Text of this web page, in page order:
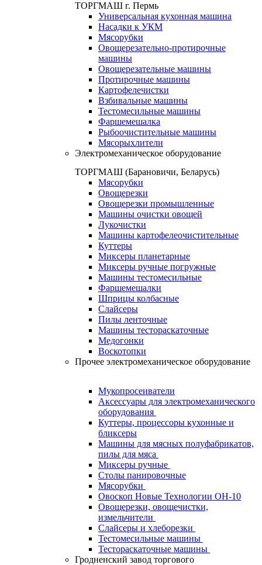
ТОРГМАШ г. Пермь
Универсальная кухонная машина
Насадки к УКМ
Мясорубки
Овощерезательно-протирочные
машины
Овощерезательные машины
Протирочные машины
Картофелечистки
Взбивальные машины
Тестомесильные машины
Фаршемешалка
Рыбоочистительные машины
Мясорыхлители
Электромеханическое оборудование
ТОРГМАШ (Барановичи, Беларусь)
Мясорубки
Овощерезки
Овощерезки промышленные
Машины очистки овощей
Лукочистки
Машины картофелеочистительные
Куттеры
Миксеры планетарные
Миксеры ручные погружные
Машины тестомесильные
Фаршемешалки
Шприцы колбасные
Слайсеры
Пилы ленточные
Машины тестораскаточные
Медогонки
Воскотопки
Прочее электромеханическое оборудование
Мукопросеиватели
Аксессуары для электромеханического
оборудования
Куттеры, процессоры кухонные и
бликсеры
Машины для мясных полуфабрикатов,
пилы для мяса
Миксеры ручные
Столы панировочные
Мясорубки
Овоскоп Новые Технологии ОН-10
Овощерезки, овощечистки,
измельчители
Слайсеры и хлеборезки
Тестомесильные машины
Тестораскаточные машины
Гродненский завод торгового